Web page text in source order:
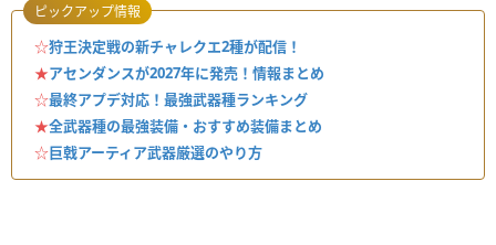
☆狩王決定戦の新チャレクエ2種が配信！
★アセンダンスが2027年に発売！情報まとめ
☆最終アプデ対応！最強武器種ランキング
★全武器種の最強装備・おすすめ装備まとめ
☆巨戟アーティア武器厳選のやり方
ピックアップ情報